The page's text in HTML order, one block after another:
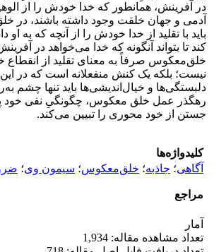
در آفرینش، همان­طور که خدا خودش را از
آدمی و جهان خلقت وجود داشته باشند، در
باید با تقلید از خدا خودش را از آنچه که به
کند تا بتواند آن­گونه که خدا می‌خواهد در
خلق‌معکوس صرفاً به معنای تقلید از انقطاع
نیست؛ بلکه یک کنش منفعلانه است که در
دلبستگی‌ها و خیال‌اندیشی‌ها باید تنها چشم
رهگذر عمل خلق معکوس، چگونگیِ نفی خود
جستن از خود محوری را تبیین می‌کند.
کلیدواژه‌ها
آگاهی؛ جاذبه؛ خلق‌معکوس؛ سیمون وی؛
مراجع
آمار
تعداد مشاهده مقاله: 1,934